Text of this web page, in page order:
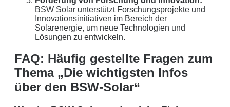
BSW Solar unterstützt Forschungsprojekte und
Innovationsinitiativen im Bereich der
Solarenergie, um neue Technologien und
Lösungen zu entwickeln.
FAQ: Häufig gestellte Fragen zum
Thema „Die wichtigsten Infos
über den BSW-Solar“